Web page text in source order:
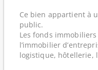
Ce bien appartient à
public.
Les fonds
l’immobilier
logistique, hôtellerie,